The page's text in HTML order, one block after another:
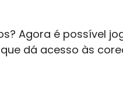
Agora é possível
dá acesso às